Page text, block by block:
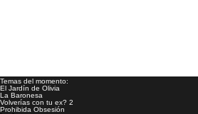
Temas del momento:
El Jardín de Olivia
La Baronesa
Volverías con tu ex? 2
Prohibida Obsesión